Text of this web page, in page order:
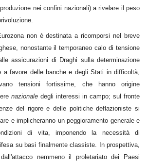
nei confini nazionali) a rivelare il peso
non è destinata a ricomporsi nel breve
nonostante il temporaneo calo di tensione
assicurazioni di Draghi sulla determinazione
a favore delle banche e degli Stati in difficoltà,
tensioni fortissime, che hanno origine
nazionale degli interessi in campo; sul fronte
del rigore e delle politiche deflazioniste si
e implicheranno un peggioramento generale e
di vita, imponendo la necessità di
su basi finalmente classiste. In prospettiva,
nemmeno il proletariato dei Paesi